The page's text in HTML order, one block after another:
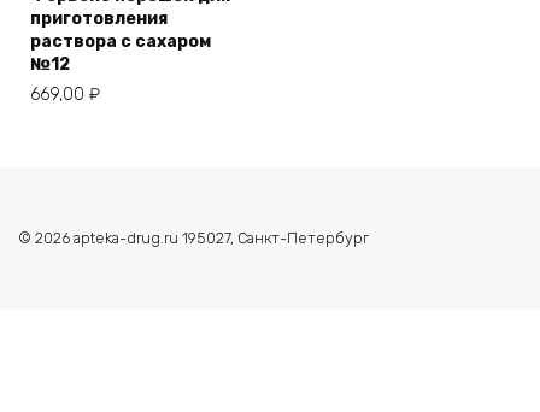
приготовления
раствора с сахаром
№12
669,00 ₽
© 2026 apteka-drug.ru 195027, Санкт-Петербург